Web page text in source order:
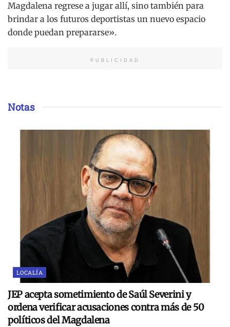
Magdalena regrese a jugar allí, sino también para
brindar a los futuros deportistas un nuevo espacio
donde puedan prepararse».
PUBLICIDAD
Notas
LOCALÍA
JEP acepta sometimiento de Saúl Severini y
ordena verificar acusaciones contra más de 50
políticos del Magdalena